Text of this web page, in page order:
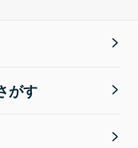
がす